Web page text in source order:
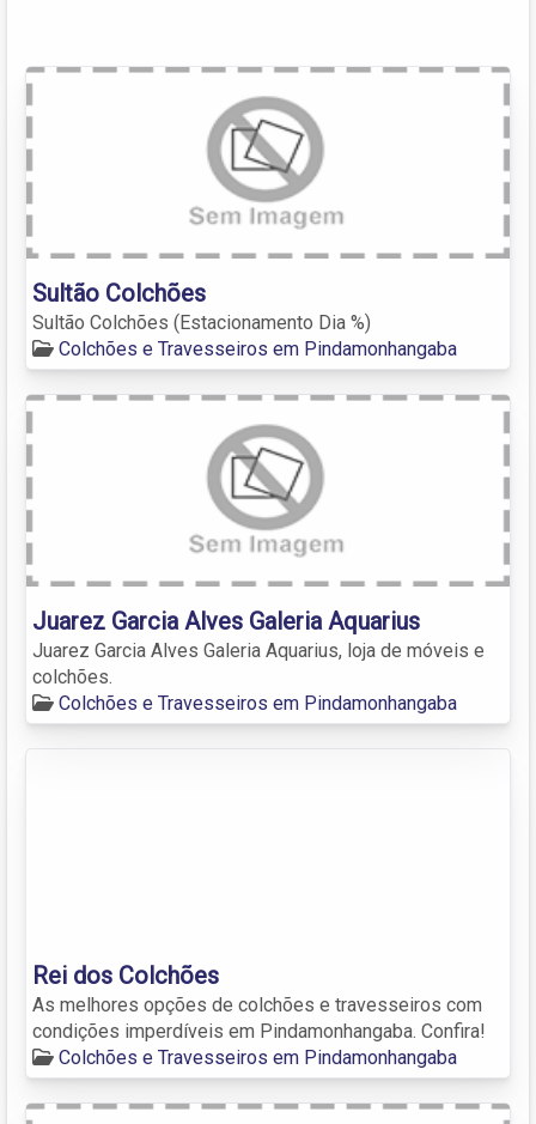
Sultão Colchões
Sultão Colchões (Estacionamento Dia %)
Colchões e Travesseiros em Pindamonhangaba
Juarez Garcia Alves Galeria Aquarius
Juarez Garcia Alves Galeria Aquarius, loja de móveis e
colchões.
Colchões e Travesseiros em Pindamonhangaba
Rei dos Colchões
As melhores opções de colchões e travesseiros com
condições imperdíveis em Pindamonhangaba. Confira!
Colchões e Travesseiros em Pindamonhangaba